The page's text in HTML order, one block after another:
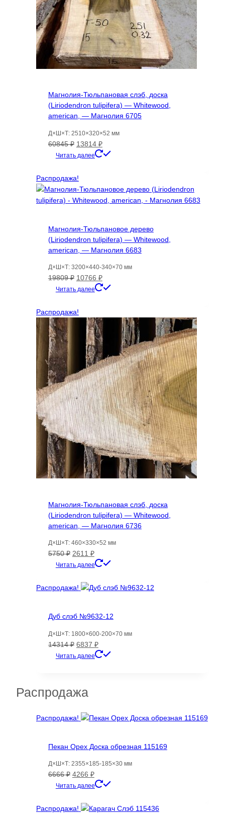
Магнолия-Тюльпановая слэб, доска
(Liriodendron tulipifera) — Whitewood,
american, — Магнолия 6705
Д×Ш×Т: 2510×320×52 мм
60845₽ Первоначальная
цена
60845 ₽.
13814 ₽Текущая
цена:
Читать далее
Распродажа!
Магнолия-Тюльпановое дерево
(Liriodendron tulipifera) — Whitewood,
american, — Магнолия 6683
Д×Ш×Т: 3200×440-340×70 мм
19809₽ Первоначальная
цена
19809 ₽.
10766 ₽Текущая
цена:
Читать далее
Распродажа!
Магнолия-Тюльпановая слэб, доска
(Liriodendron tulipifera) — Whitewood,
american, — Магнолия 6736
Д×Ш×Т: 460×330×52 мм
5750₽ Первоначальная
цена
5750 ₽.
2611 ₽Текущая
цена:
Читать далее
Распродажа!
Дуб слэб №9632-12
Д×Ш×Т: 1800×600-200×70 мм
14314₽ Первоначальная
цена
6837 ₽Текущая
цена:
Читать далее
Распродажа
Распродажа!
Пекан Орех Доска обрезная 115169
Д×Ш×Т: 2355×185-185×30 мм
6666₽ Первоначальная
цена
6666 ₽.
4266 ₽Текущая
цена:
Читать далее
Распродажа!